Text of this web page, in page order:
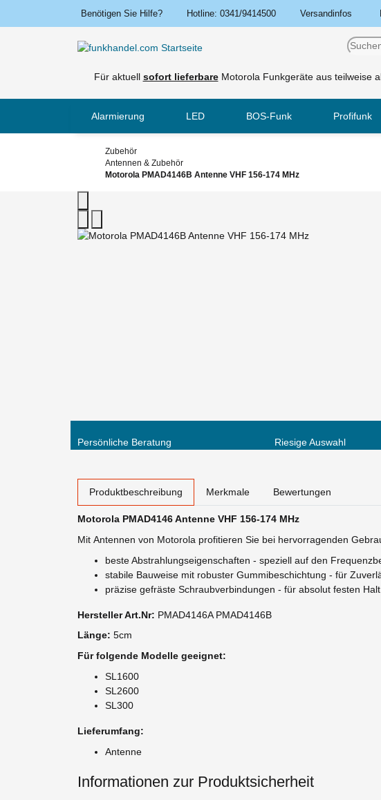
Benötigen Sie Hilfe? Hotline: 0341/9414500 Versandinfos
Für aktuell sofort lieferbareMotorola Funkgeräte aus teilweise
Alarmierung LED BOS-Funk Profifunk
Zubehör
Antennen & Zubehör
Motorola PMAD4146B Antenne VHF 156-174 MHz
Persönliche Beratung Riesige Auswahl
Produktbeschreibung Merkmale Bewertungen
Motorola PMAD4146 Antenne VHF 156-174 MHz
Mit Antennen von Motorola profitieren Sie bei hervorragenden
beste Abstrahlungseigenschaften - speziell auf den
stabile Bauweise mit robuster Gummibeschichtung - für
präzise gefräste Schraubverbindungen - für absolut festen
Hersteller Art.Nr: PMAD4146A PMAD4146B
Länge: 5cm
Für folgende Modelle geeignet:
SL1600
SL2600
SL300
Lieferumfang:
Antenne
Informationen zur Produktsicherheit